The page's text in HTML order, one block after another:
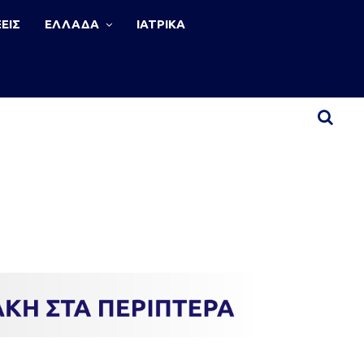
ΕΛΛΑΔΑ ΙΑΤΡΙΚΑ